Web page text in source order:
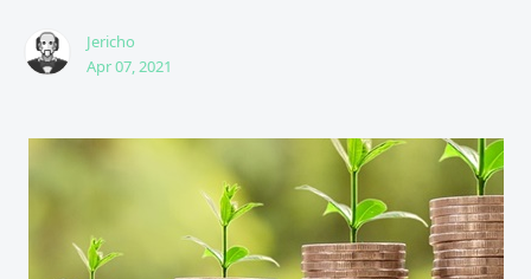
Jericho
Apr 07, 2021